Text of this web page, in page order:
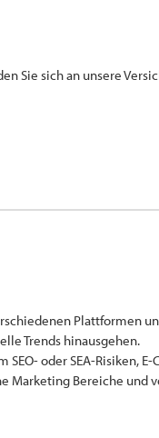
Sie sich an unsere
Plattformen
Trends hinausgehen.
oder SEA-Risiken,
Marketing Bereiche und